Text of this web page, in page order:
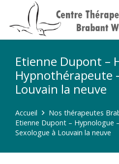
Etienne Dupont –
Hypnothérapeute
Louvain la neuve
Accueil
Nos thérapeutes
Etienne Dupont – Hypnologue
Sexologue à Louvain la neuve